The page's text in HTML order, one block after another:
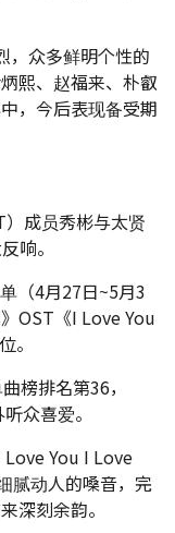
，众多鲜明个性的
熙、赵福来、朴叡
，今后表现备受期
成员秀彬与太贤
响。
（4月27日~5月3
OST《I Love You
。
榜排名第36，
众喜爱。
You I Love
腻动人的嗓音，完
深刻余韵。